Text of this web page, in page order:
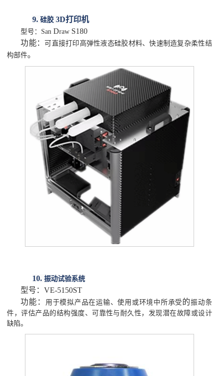
9.硅胶 3D打印机
型号： San Draw S180
功能：可直接打印高弹性液态硅胶材料、快速制造复杂柔性结
构部件。
10.振动试验系统
型号：VE-5150ST
功能：
用于模拟产品在运输、使用或环境中所承受 的振动条
件，评估产品的结构强度、可靠性与耐久性，发现潜在故障或设计
缺陷。